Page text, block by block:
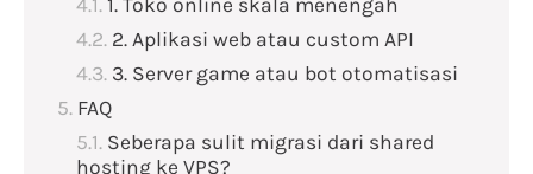
1. Toko online skala menengah
2. Aplikasi web atau custom API
3. Server game atau bot otomatisasi
FAQ
Seberapa sulit migrasi dari shared
hosting ke VPS?